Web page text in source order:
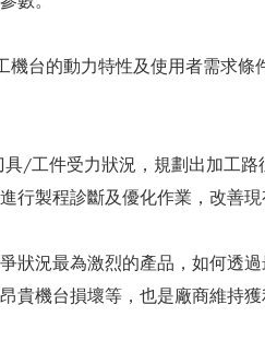
台的動力特性及使用者需求
/工件受力狀況，規劃出加工
製程診斷及優化作業，改善現
狀況最為激烈的產品，如何透
機台損壞等，也是廠商維持獲